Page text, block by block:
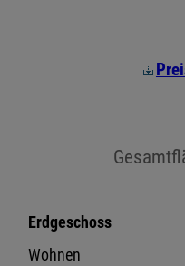
Erdgeschoss
Wohnen